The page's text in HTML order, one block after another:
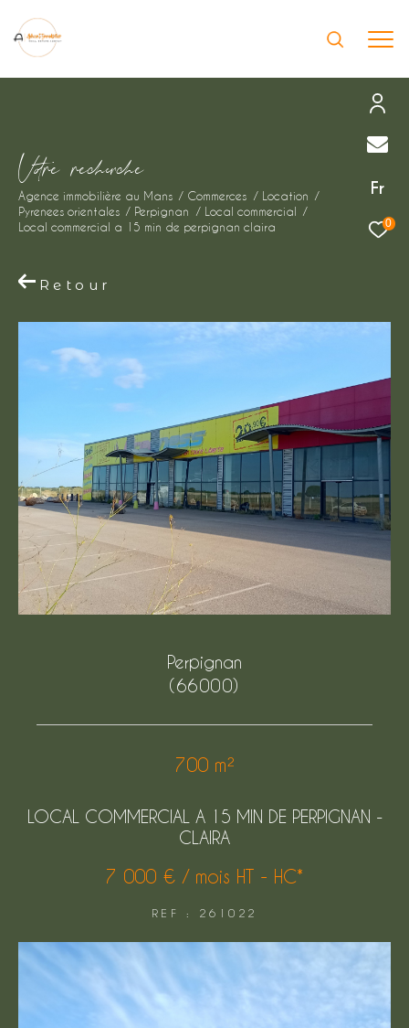
Fr
0
Vore recece
Agence immobilière au Mans Commerces
Location
Pyrenees orientales
Perpignan
Local commercial
Local commercial a 15 min de perpignan claira
Retour
Perpignan
(66000)
700 m²
LOCAL COMMERCIAL A 15 MIN DE PERPIGNAN -
CLAIRA
7 000 € / mois HT - HC*
REF : 261022
Effectuer une recherche
et trouver le bien qui correspond à vos
critères
bien
Type de bien
Budget
Budget
Surface
Surface
Pièces
Pièces
FILTRER PAR
COUPS DE COEUR EXCLUSIVITÉS
NOUVEAUTÉS